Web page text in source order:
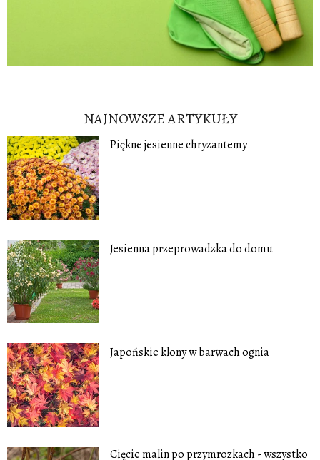
NAJNOWSZE ARTYKUŁY
Piękne jesienne chryzantemy
Jesienna przeprowadzka do domu
Japońskie klony w barwach ognia
Cięcie malin po przymrozkach - wszystko